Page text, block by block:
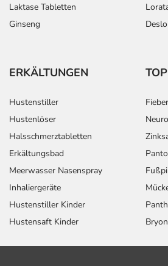
Laktase Tabletten
Ginseng
ERKÄLTUNGEN
Hustenstiller
Hustenlöser
Halsschmerztabletten
Erkältungsbad
Meerwasser Nasenspray
Inhaliergeräte
Hustenstiller Kinder
Hustensaft Kinder